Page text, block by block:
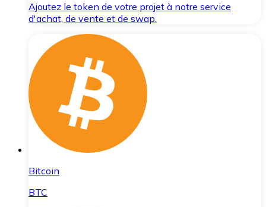
Ajoutez le token de votre projet à notre service
d'achat, de vente et de swap.
Bitcoin
BTC